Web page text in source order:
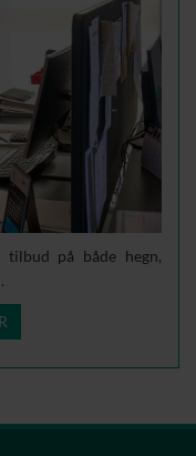
på både hegn,